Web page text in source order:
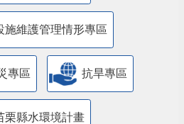
施維護管理情形專區
專區 抗旱專區
栗縣水環境計畫